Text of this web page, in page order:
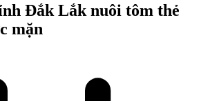
Đắk Lắk nuôi tôm thẻ
mặn